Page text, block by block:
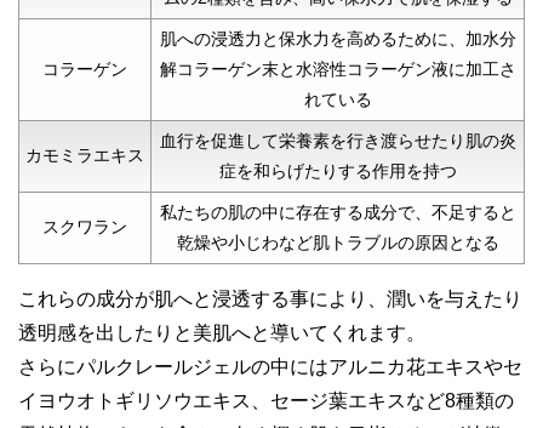
コラーゲン
肌への浸透力と保水力を高めるために、加水分
解コラーゲン末と水溶性コラーゲン液に加工さ
れている
カモミラエキス
血行を促進して栄養素を行き渡らせたり肌の炎
症を和らげたりする作用を持つ
スクワラン
私たちの肌の中に存在する成分で、不足すると
乾燥や小じわなど肌トラブルの原因となる
これらの成分が肌へと浸透する事により、潤いを与えたり
透明感を出したりと美肌へと導いてくれます。
さらにパルクレールジェルの中にはアルニカ花エキスやセ
イヨウオトギリソウエキス、セージ葉エキスなど8種類の